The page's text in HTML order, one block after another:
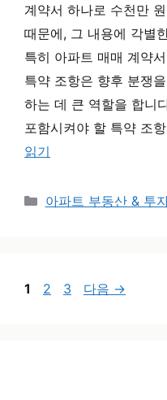
계약서 하나로 수천만
때문에, 그 내용에 각별
특히 아파트 매매 계약
특약 조항은 향후 분쟁
하는 데 큰 역할을 합니
포함시켜야 할 특약 조
읽기
카테고리
아파트 부동산 & 투
페이지
1 페이지
2 페이지
3 다음 →